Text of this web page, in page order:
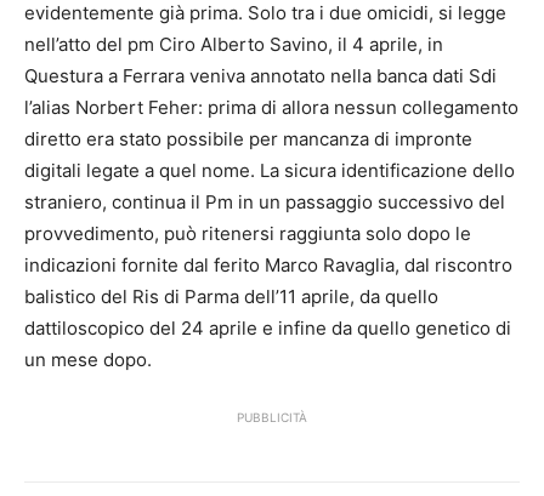
evidentemente già prima. Solo tra i due omicidi, si legge
nell’atto del pm Ciro Alberto Savino, il 4 aprile, in
Questura a Ferrara veniva annotato nella banca dati Sdi
l’alias Norbert Feher: prima di allora nessun collegamento
diretto era stato possibile per mancanza di impronte
digitali legate a quel nome. La sicura identificazione dello
straniero, continua il Pm in un passaggio successivo del
provvedimento, può ritenersi raggiunta solo dopo le
indicazioni fornite dal ferito Marco Ravaglia, dal riscontro
balistico del Ris di Parma dell’11 aprile, da quello
dattiloscopico del 24 aprile e infine da quello genetico di
un mese dopo.
PUBBLICITÀ